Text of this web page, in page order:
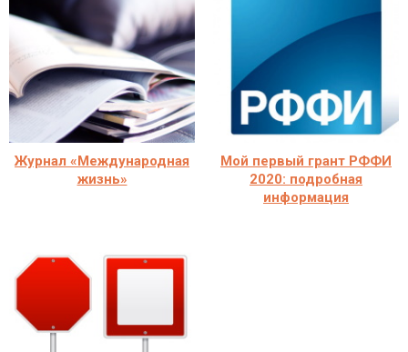
Журнал «Международная
жизнь»
Мой первый грант РФФИ
2020: подробная
информация